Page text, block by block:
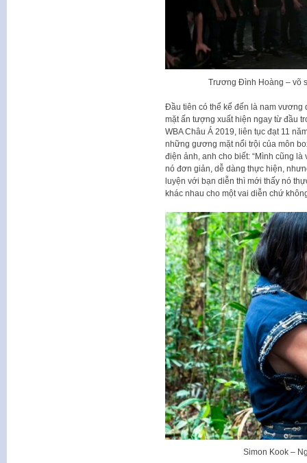
Trương Đình Hoàng – võ
Đầu tiên có thể kể đến là nam
mặt ấn tượng xuất hiện ngay từ đầu
WBA Châu Á 2019, liên tục đạt 11
những gương mặt nổi trội của môn
điện ảnh, anh cho biết: “Mình cũng
nó đơn giản, dễ dàng thực hiện,
luyện với bạn diễn thì mới thấy nó
khác nhau cho một vai diễn chứ
Simon Kook –